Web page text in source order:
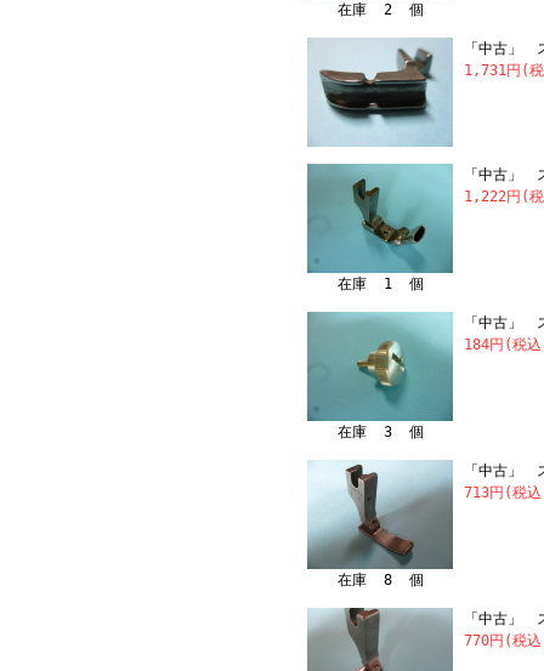
在庫 2 個
「中古」
1,731円(
在庫 1 個
「中古」
1,222円(
在庫 3 個
「中古」
184円(税
在庫 8 個
「中古」
713円(税
「中古」
770円(税